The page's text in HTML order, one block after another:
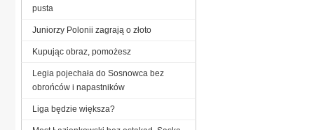
pusta
Juniorzy Polonii zagrają o złoto
Kupując obraz, pomożesz
Legia pojechała do Sosnowca bez
obrońców i napastników
Liga będzie większa?